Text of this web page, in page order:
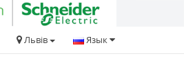
Язык
Львів